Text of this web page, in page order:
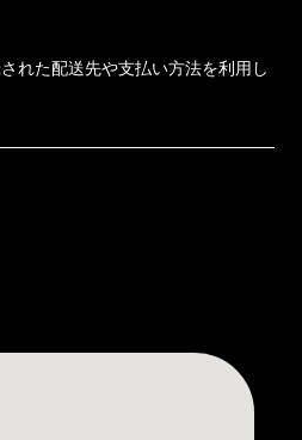
れた配送先や支払い方法を利用し